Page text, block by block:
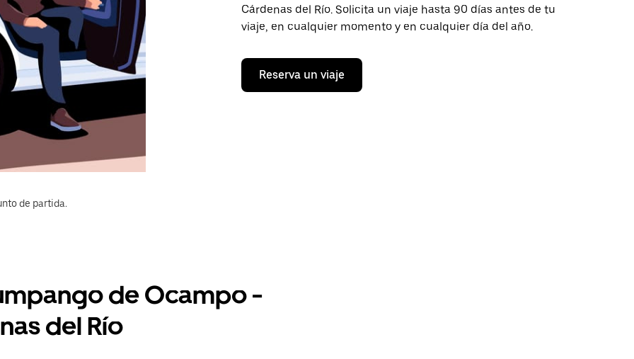
Cárdenas del Río. Solicita un viaje hasta 90 días antes de tu
viaje, en cualquier momento y en cualquier día del año.
Reserva un viaje
de partida.
de Ocampo -
del Río